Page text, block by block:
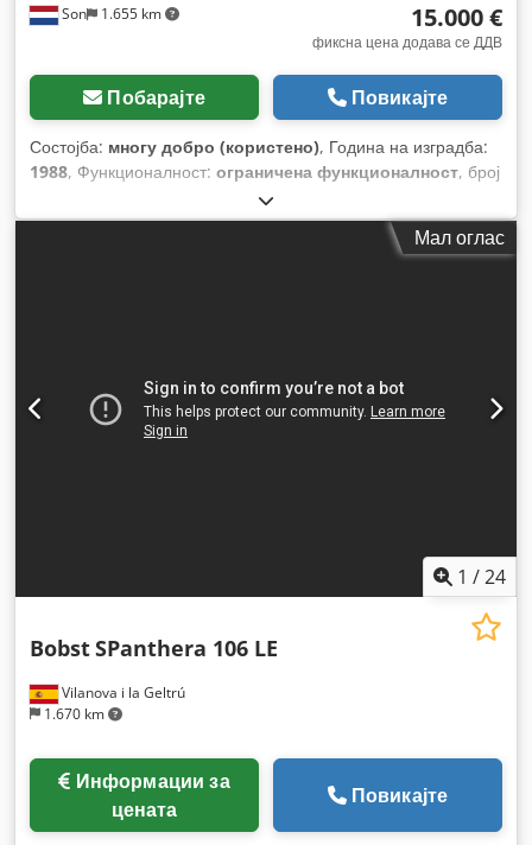
Son 1.655 km 15.000 €
фиксна цена додава се ДДВ
Побарајте Повикајте
Состојба: многу добро (користено), Година на изградба:
1988, Функционалност: ограничена функционалност, број
25.05.004, вкупна должина:
вкупна ширина:2.250 мм, вкупна висина:2.300 мм, влезен
50 kW (67,98 коњски сили) , вкупна
Мал оглас
1 /24
Vilanova i la Geltrú
1.670 km
BobstSPanthera 106 LE
цената
Повикајте